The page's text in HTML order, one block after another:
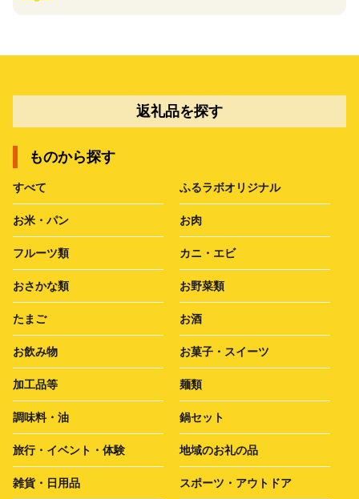
返礼品を探す
ものから探す
すべて ふるラボオリジナル
お米・パン お肉
フルーツ類 カニ・エビ
おさかな類 お野菜類
たまご お酒
お飲み物 お菓子・スイーツ
加工品等 麺類
調味料・油 鍋セット
旅行・イベント・体験 地域のお礼の品
雑貨・日用品 スポーツ・アウトドア